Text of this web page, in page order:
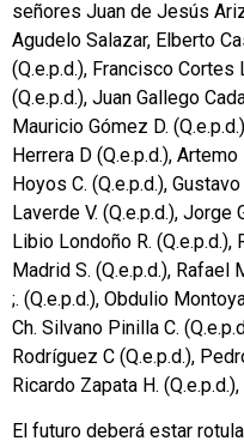
señores Juan de Jesús
Agudelo Salazar, Elberto
(Q.e.p.d.), Francisco Cortes
(Q.e.p.d.), Juan Gallego
Mauricio Gómez D.
Herrera D (Q.e.p.d.),
Hoyos C. (Q.e.p.d.),
Laverde V. (Q.e.p.d.), Jorge
Libio Londoño R.
Madrid S. (Q.e.p.d.), Rafael
;. (Q.e.p.d.), Obdulio
Ch. Silvano Pinilla C.
Rodríguez C (Q.e.p.d.),
Ricardo Zapata H.
El futuro deberá estar